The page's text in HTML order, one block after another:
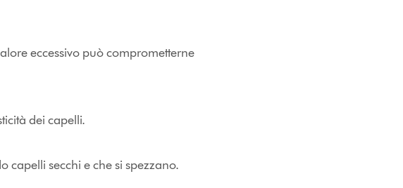
eccessivo può comprometterne
dei capelli.
capelli secchi e che si spezzano.